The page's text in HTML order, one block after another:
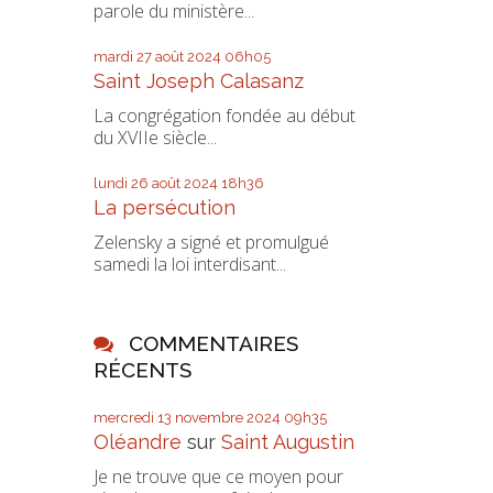
parole du ministère...
mardi 27 août 2024 06h05
Saint Joseph Calasanz
La congrégation fondée au début
du XVIIe siècle...
lundi 26 août 2024 18h36
La persécution
Zelensky a signé et promulgué
samedi la loi interdisant...
COMMENTAIRES
RÉCENTS
mercredi 13 novembre 2024 09h35
Oléandre sur Saint Augustin
Je ne trouve que ce moyen pour